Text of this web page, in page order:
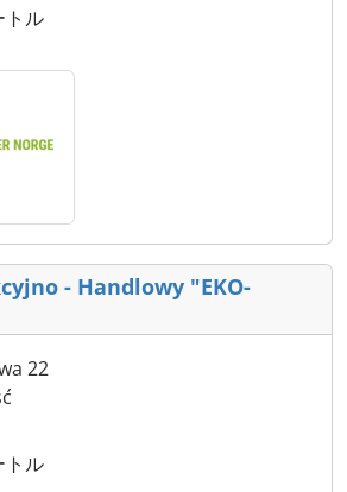
トル
- Handlowy "EKO-
22
トル